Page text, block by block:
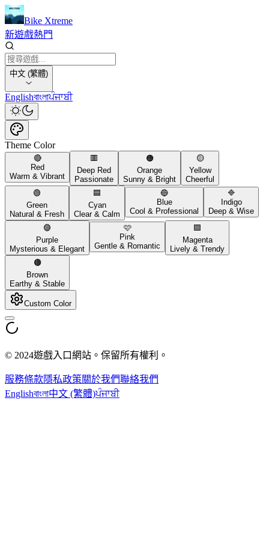
Bike Xtreme
新遊戲熱門
中文 (繁體)
Englishবাংলাਪੰਜਾਬੀ
Theme Color
🔴
Red
Warm & Vibrant
🟥
Deep Red
Passionate
🟠
Orange
Sunny & Bright
🟡
Yellow
Cheerful
🟢
Green
Natural & Fresh
🟦
Cyan
Clear & Calm
🔵
Blue
Cool & Professional
🔷
Indigo
Deep & Wise
🟣
Purple
Mysterious & Elegant
🩷
Pink
Gentle & Romantic
🟪
Magenta
Lively & Trendy
🟤
Brown
Earthy & Stable
Custom Color
© 2024遊戲入口網站。保留所有權利。
服務條款隱私政策關於我們聯絡我們
Englishবাংলা中文 (繁體)ਪੰਜਾਬੀ